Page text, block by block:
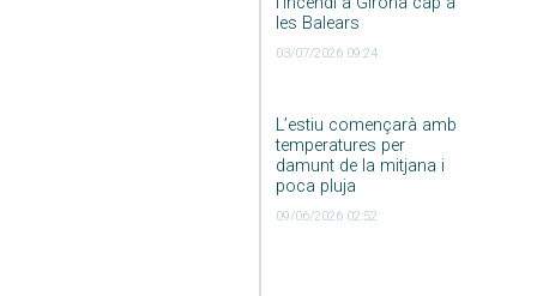
les Balears
03/07/2026 09:24
L’estiu començarà amb
temperatures per
damunt de la mitjana i
poca pluja
09/06/2026 02:52